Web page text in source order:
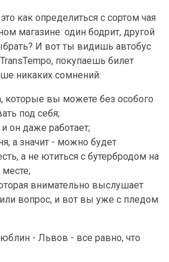
как определиться с сортом чая
магазине: один бодрит, другой
И вот ты видишь автобус
покупаешь билет
никаких сомнений:
которые вы можете без особого
под себя;
и он даже работает;
а значит - можно будет
а не ютиться с бутербродом на
внимательно выслушает
вопрос, и вот вы уже с пледом
- Львов - все равно, что